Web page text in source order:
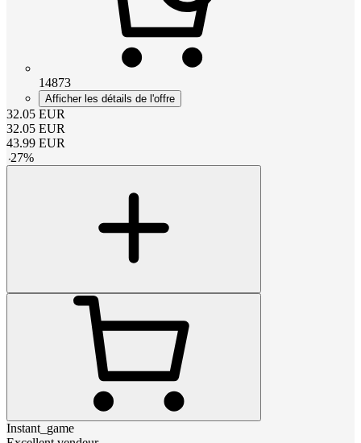
14873
Afficher les détails de l'offre
32.05 EUR
32.05 EUR
43.99 EUR
-27%
Instant_game